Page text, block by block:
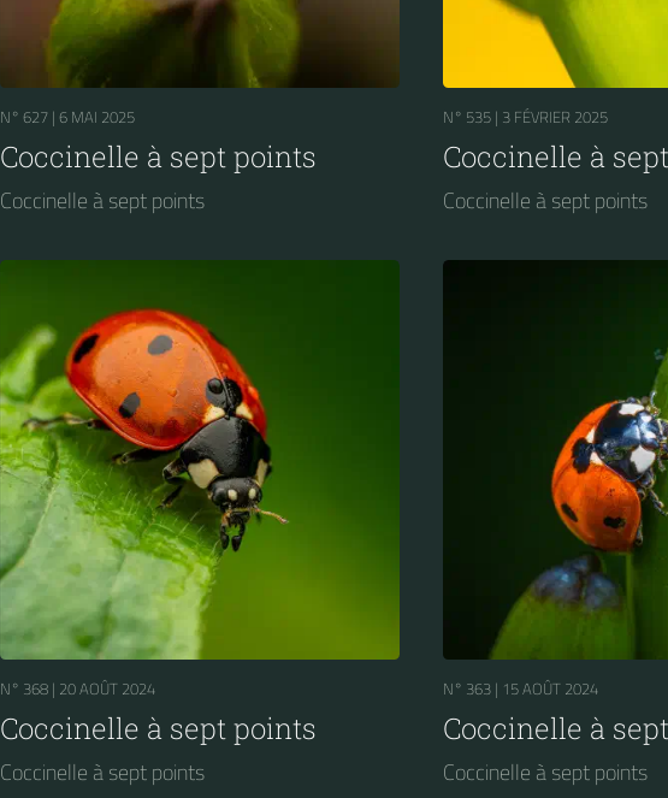
N° 627 | 6 MAI 2025
Coccinelle à sept points
Coccinelle à sept points
N° 535 | 3 FÉVRIER 2025
Coccinelle à
Coccinelle à sept points
N° 368 | 20 AOÛT 2024
Coccinelle à sept points
Coccinelle à sept points
N° 363 | 15 AOÛT 2024
Coccinelle à
Coccinelle à sept points